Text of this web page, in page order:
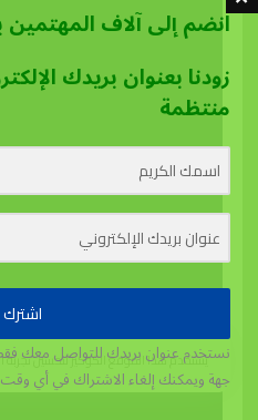
يستخدم هذا الموقع الكوكيز لتحسين
انضم إلى آلاف المهتمين
زودنا بعنوان بريدك
منتظمة
اشترك
نستخدم عنوان بريدك للتواصل معك
جهةويمكنك إلغاء الاشتراك في أي وقت